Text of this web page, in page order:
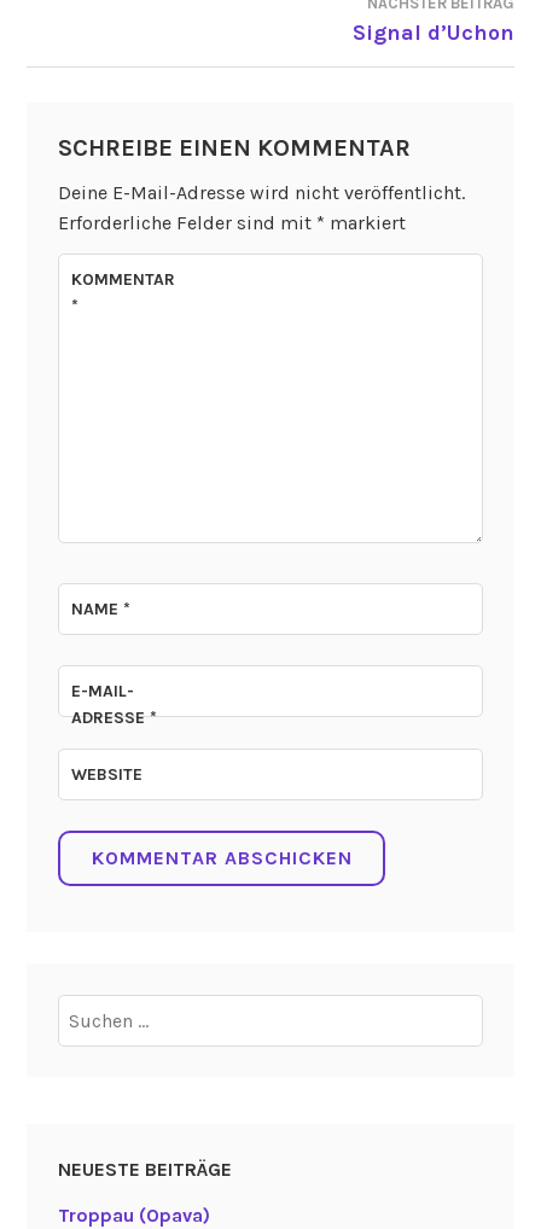
Signal d’Uchon
SCHREIBE EINEN KOMMENTAR
Deine E-Mail-Adresse wird nicht veröffentlicht.
Erforderliche Felder sind mit * markiert
KOMMENTAR
*
NAME*
E-MAIL-
ADRESSE*
WEBSITE
nach:
NEUESTE BEITRÄGE
Troppau (Opava)